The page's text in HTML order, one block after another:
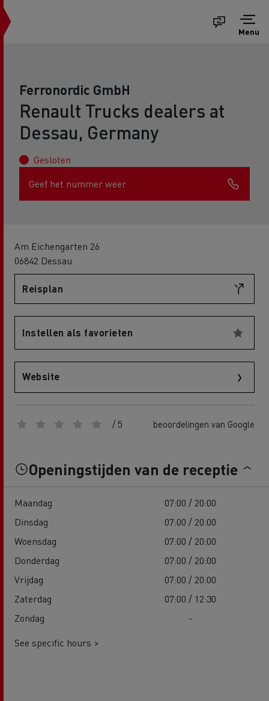
Menu
Ferronordic GmbH
Renault Trucks dealers at
Dessau, Germany
Gesloten
Geef het nummer weer
Am Eichengarten 26
06842 Dessau
Reisplan
Instellen als favorieten
Website
/ 5 beoordelingen van Google
Openingstijden van de receptie
Maandag
07:00 / 20:00
Dinsdag
07:00 / 20:00
Woensdag
07:00 / 20:00
Donderdag
07:00 / 20:00
Vrijdag
07:00 / 20:00
Zaterdag
07:00 / 12:30
Zondag
-
See specific hours >